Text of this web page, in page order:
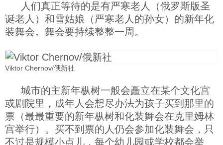
人们真正等待的是有严寒老人（俄罗斯版圣
诞老人）和雪姑娘（严寒老人的孙女）的新年化
装舞会。舞会要持续整整一周。
Viktor Chernov/俄新社
城市的主新年枞树一般会矗立在某个文化宫
或剧院里，成年人会想尽办法为孩子买到那里的
票（最最重要的新年枞树和化装舞会在克里姆林
宫举行）。买不到票的人仍会参加化装舞会，只
不过是规模小点儿，每个幼儿园或学校都会举